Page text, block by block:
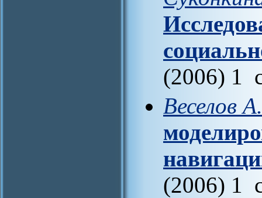
(2006) 1
Веселов
(2006) 1